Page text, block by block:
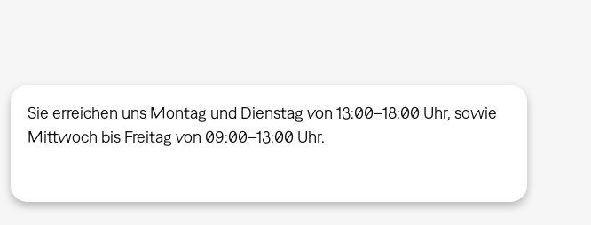
Sie erreichen uns Montag und Dienstag von 13:00–18:00 Uhr, sowie
Mittwoch bis Freitag von 09:00–13:00 Uhr.